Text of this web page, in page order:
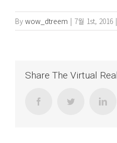
By wow_dtreem | 7월 1st, 2016 |
Share The Virtual
Facebook